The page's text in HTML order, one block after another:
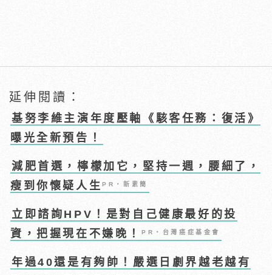
延伸閱讀：
基努李維主演年度壓軸《駭客任務：復活》
曝光全新預告！
減肥首選，檸檬加它，堅持一週，腰細了，
瘦到你懷疑人生PR・新素簡
立即諮詢HPV！是對自己健康最好的投
資，把握現在不嫌晚！PR・台灣癌症基金會
年過40還是有夠帥！嚴選日劇界越老越有